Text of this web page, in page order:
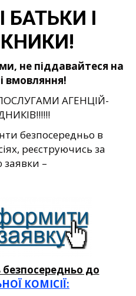
І
не піддавайтеся на
і вмовляння!
АГЕНЦІЙ-
безпосередньо в
реєструючись за
–
до
КОМІСІЇ: